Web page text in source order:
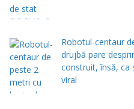
Robotul-centaur
drujbă pare
construit, însă, ca
viral